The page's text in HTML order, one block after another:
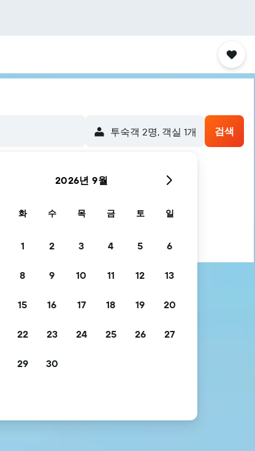
​투숙객 2​명, ​객실 1개 검색
2026년 9월
화 수 목 금 토 일
1 2 3 4 5 6
8 9 10 11 12 13
15 16 17 18 19 20
22 23 24 25 26 27
29 30